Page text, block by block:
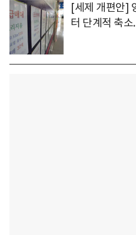
[세제 개편안]
터 단계적 축